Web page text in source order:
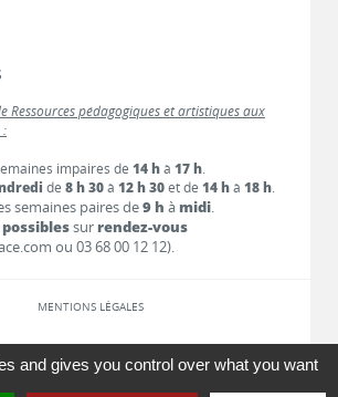
Ressources pédagogiques et artistiques aux
:
impaires de 14 hà 17 h.
de 8 h 30à 12 h 30et de 14 hà 18 h.
semaines paires de9 h à midi.
possiblessur rendez-vous
ou 03 68 00 12 12).
MENTIONS LÉGALES
LIENS
and gives you control over what you want